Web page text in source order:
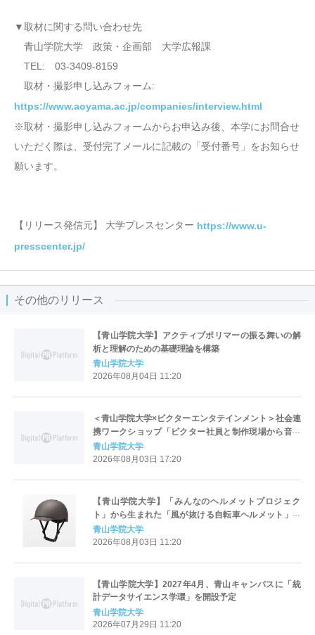
▼取材に関する問い合わせ先
青山学院大学 政策・企画部 大学広報課
TEL: 03-3409-8159
取材・撮影申し込みフォーム:
https://www.aoyama.ac.jp/companies/interview.html
※取材・撮影申し込みフォームからお申込み後、本学にお問合せ
いただく際は、受付完了メールに記載の「受付番号」をお知らせ
願います。
【リリース発信元】 大学プレスセンター https://www.u-
presscenter.jp/
その他のリリース
【青山学院大学】アクティブポリマーの振る舞いの解
析と理解のための基礎理論を構築
青山学院大学
2026年08月04日 11:20
＜青山学院大学×ビクターエンタテインメント＞社会連
携ワークショップ「ビクター社員と制作現場から音楽
ビジネスを学ぼう」を実施
青山学院大学
2026年08月03日 17:20
【青山学院大学】「みんなのヘルメットプロジェク
ト」から生まれた「風が抜ける自転車ヘルメット」を
無印良品が新発売
青山学院大学
2026年08月03日 11:20
【青山学院大学】2027年4月、青山キャンパスに「統
計データサイエンス学環」を開設予定
青山学院大学
2026年07月29日 11:20